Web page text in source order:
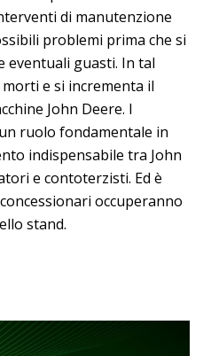
di manutenzione
problemi prima che si
eventuali guasti. In tal
e si incrementa il
John Deere. I
ruolo fondamentale in
indispensabile tra John
e contoterzisti. Ed è
occuperanno
stand.